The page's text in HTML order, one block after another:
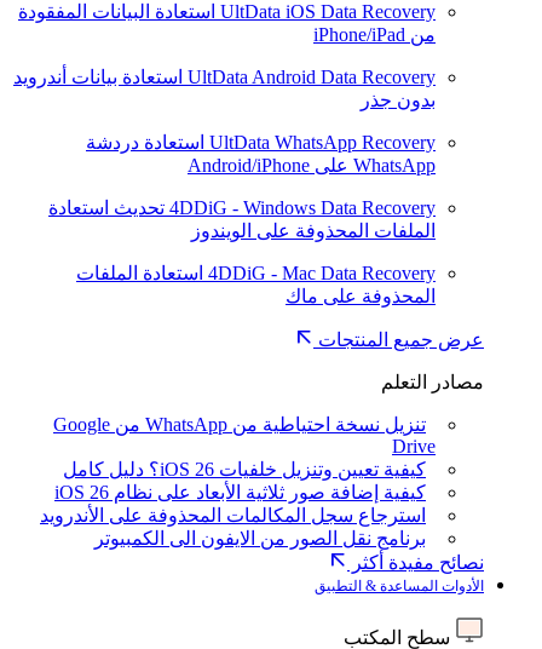
UltData iOS Data Recovery استعادة البيانات المفقودة
من iPhone/iPad
UltData Android Data Recovery استعادة بيانات أندرويد
بدون جذر
UltData WhatsApp Recovery استعادة دردشة
WhatsApp على Android/iPhone
4DDiG - Windows Data Recovery تحديث استعادة
الملفات المحذوفة على الويندوز
4DDiG - Mac Data Recovery استعادة الملفات
المحذوفة على ماك
عرض جميع المنتجات
مصادر التعلم
تنزيل نسخة احتياطية من WhatsApp من Google
Drive
كيفية تعيين وتنزيل خلفيات iOS 26؟ دليل كامل
كيفية إضافة صور ثلاثية الأبعاد على نظام iOS 26
استرجاع سجل المكالمات المحذوفة على الأندرويد
برنامج نقل الصور من الايفون الى الكمبيوتر
نصائح مفيدة أكثر
الأدوات المساعدة & التطبيق
سطح المكتب